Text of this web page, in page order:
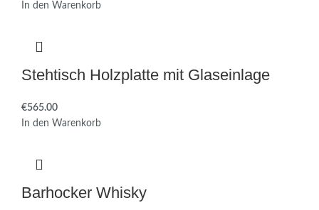
In den Warenkorb
Stehtisch Holzplatte mit Glaseinlage
€
In den Warenkorb
Barhocker Whisky